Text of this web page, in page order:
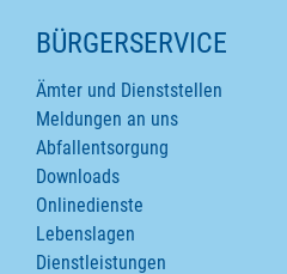
SEITENINHALTE
BÜRGERSERVICE
Ämter und Dienststellen
Meldungen an uns
Abfallentsorgung
Downloads
Onlinedienste
Lebenslagen
Dienstleistungen